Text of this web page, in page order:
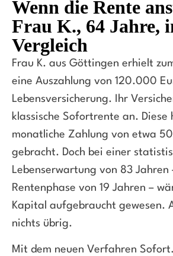
Wenn die Rente
Frau K., 64 Jahre,
Vergleich
Frau K. aus Göttingen erhielt
eine Auszahlung von 120.000
Lebensversicherung. Ihr
klassische Sofortrente an.
monatliche Zahlung von etwa
gebracht. Doch bei einer
Lebenserwartung von 83 Jahren
Rentenphase von 19 Jahren –
Kapital aufgebraucht gewesen.
nichts übrig.
Mit dem neuen Verfahren